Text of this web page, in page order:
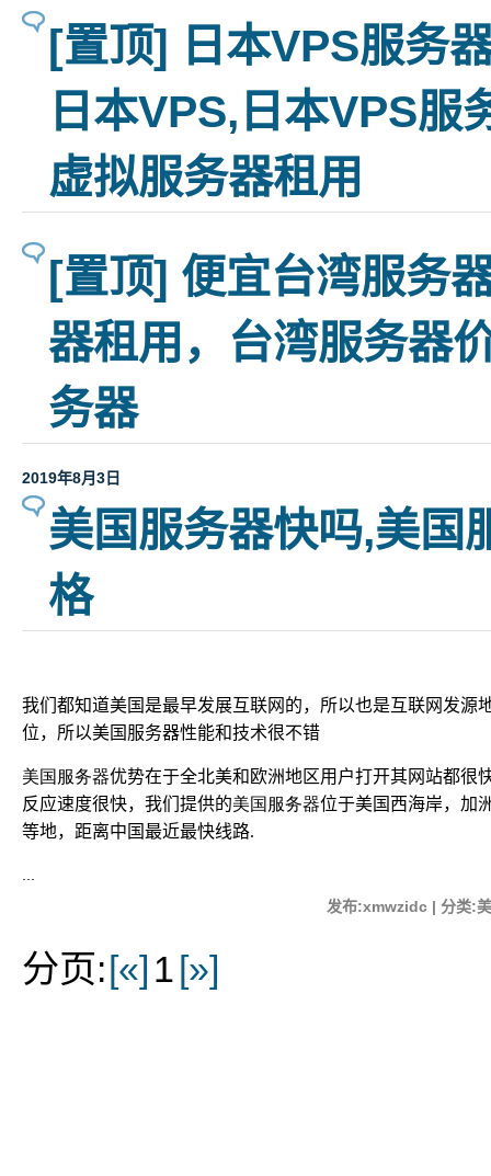
[置顶] 日本VPS服务
日本VPS,日本VPS服
虚拟服务器租用
[置顶] 便宜台湾服务
器租用，台湾服务器
务器
2019年8月3日
美国服务器快吗,美国
格
我们都知道美国是最早发展互联网的，所以也是互联网发源
位，所以美国服务器性能和技术很不错
美国服务器优势在于全北美和欧洲地区用户打开其网站都很
反应速度很快，我们提供的美国服务器位于美国西海岸，加
等地，距离中国最近最快线路.
发布:xmwzidc | 分类:
分页:[«] 1[»]